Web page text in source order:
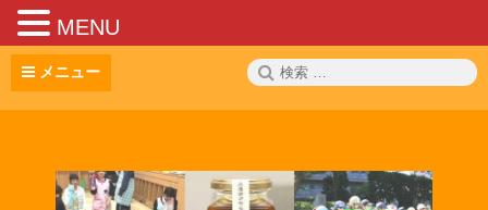
コ
メニュー
検
索:
MENU